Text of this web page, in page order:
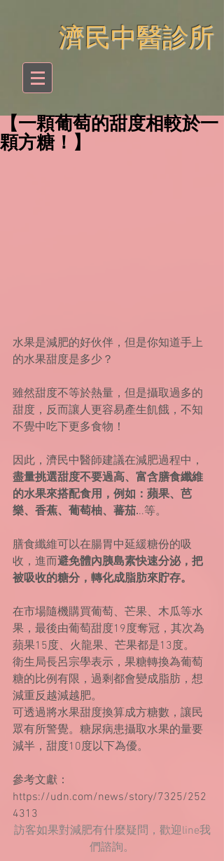
​濟民中醫診所
【一顆葡萄的甜度相較於一
顆方糖！】
水果是減肥的好伙伴，但是你知道手上
的水果甜度是多少？
雖然甜度不等於熱量，但是攝取過多的
甜度，反而讓人更容易產生飢餓，不知
不覺中吃下更多食物！
因此，濟民中醫師建議在減肥過程中，
盡量挑選甜度不要過高、富含膳食纖維
的水果來搭配食用，例如：蘋果、芭
樂、香蕉、葡萄柚、蕃茄...等。
膳食纖維可以在腸胃中延緩糖份的吸
收，進而避免體內胰島素快速分泌，把
被吸收的糖分，轉化成脂肪來貯存。
在市場隨機購買葡萄、芒果、木瓜等水
果，最後由葡萄甜度19度奪冠，其次為
蘋果15度、火龍果、芒果都是13度。
衛生局長呂宗學表示，果糖轉換為葡萄
糖的比例有限，過剩都會變成脂肪，想
減重反越減越肥。
可透過將水果甜度換算成方糖數，讓民
眾有所警覺。糖尿病患攝取水果的量要
減半，甜度10度以下為優。
參考文獻：
https://udn.com/news/story/7325/252
4313
訪客如果對減肥有什麼疑問，歡迎line我
們諮詢。